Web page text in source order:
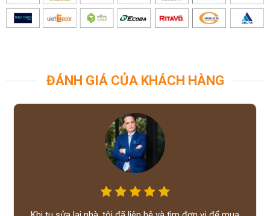
SẢN PHẨM
Xấp xỉ. 40% MMA +
PMMA
Chứng nhận thân thiện
với môi trường (NSF)
An toàn với người sử
ĐÁNH GIÁ CỦA KHÁCH HÀNG